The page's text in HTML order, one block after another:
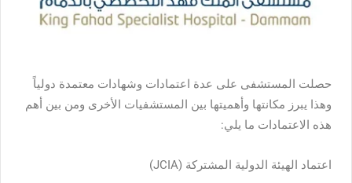
حصلت المستشفى على عدة اعتمادات وشهادات معتمدة دولياً
وهذا يبرز مكانتها وأهميتها بين المستشفيات الأخرى ومن بين أهم
هذه الاعتمادات ما يلي:
اعتماد الهيئة الدولية المشتركة (JCIA)